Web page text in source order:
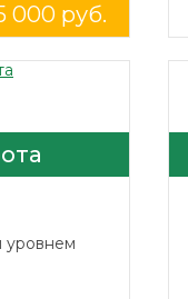
000 руб.
уровнем